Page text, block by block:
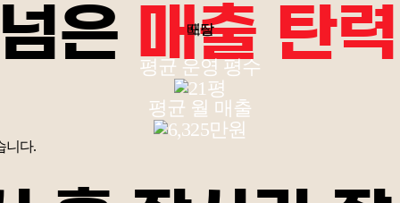
은
매출 탄력
배달
평균 운영 평수
평균 월 매출
포장
니다.